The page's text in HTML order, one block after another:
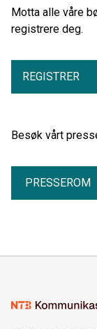
Motta alle våre
registrere deg.
REGISTRER
Besøk vårt
PRESSEROM